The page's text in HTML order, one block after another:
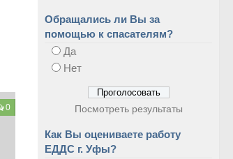
0
Обращались ли Вы за
помощью к спасателям?
Да
Нет
Посмотреть результаты
Как Вы оцениваете работу
ЕДДС г. Уфы?